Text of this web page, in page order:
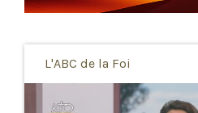
L'ABC de la Foi